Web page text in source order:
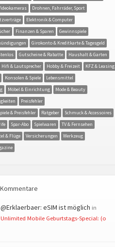
Drohnen, Fahrräder, Sport
Elektronik & Computer
Finanzen & Sparen
Gewinnspiele
Girokonto & Kreditkarte & Tagesgeld
Gutscheine & Rabatte
Haushalt & Garten
Hifi & Lautsprecher Hobby & Freizeit
KFZ & Leasing
Konsolen & Spiele
Lebensmittel
Möbel & Einrichtung
Mode & Beauty
Preisfehler
& Preisfehler
Ratgeber
Schmuck & Accessoires
Spar-Abo Spielwaren
TV & Fernsehen
& Flüge
Versicherungen
Werkzeug
@Erklaerbaer: eSIM ist möglich in
Unlimited Mobile Geburtstags-Special: (o